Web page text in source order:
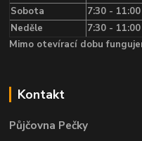
Sobota
7:30 - 11:00
Neděle
7:30 - 11:00
Mimo otevírací dobu
Kontakt
Půjčovna Pečky